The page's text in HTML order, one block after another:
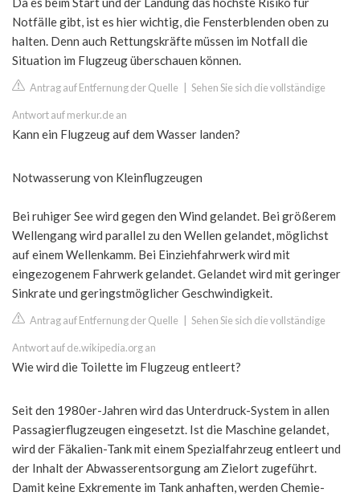
Notfälle gibt, ist es hier wichtig, die Fensterblenden oben zu
halten. Denn auch Rettungskräfte müssen im Notfall die
Situation im Flugzeug überschauen können.
Antrag auf Entfernung der Quelle Sehen Sie sich die vollständige
Antwort auf merkur.de an
Kann ein Flugzeug auf dem Wasser landen?
Notwasserung von Kleinflugzeugen
Bei ruhiger See wird gegen den Wind gelandet. Bei größerem
Wellengang wird parallel zu den Wellen gelandet, möglichst
auf einem Wellenkamm. Bei Einziehfahrwerk wird mit
eingezogenem Fahrwerk gelandet. Gelandet wird mit geringer
Sinkrate und geringstmöglicher Geschwindigkeit.
Antrag auf Entfernung der Quelle Sehen Sie sich die vollständige
Antwort auf de.wikipedia.org an
Wie wird die Toilette im Flugzeug entleert?
Seit den 1980er-Jahren wird das Unterdruck-System in allen
Passagierflugzeugen eingesetzt. Ist die Maschine gelandet,
wird der Fäkalien-Tank mit einem Spezialfahrzeug entleert und
der Inhalt der Abwasserentsorgung am Zielort zugeführt.
Damit keine Exkremente im Tank anhaften, werden Chemie-